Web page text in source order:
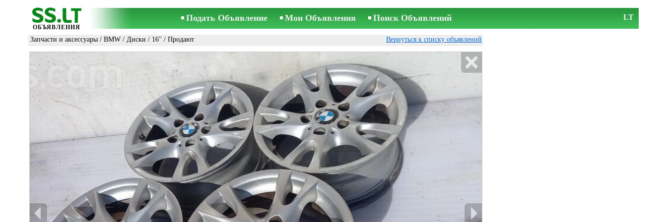
ОБЪЯВЛЕНИЯ
Подать Объявление Мои Объявления Поиск Объявлений LT
Запчасти и аксессуары / BMW / Диски / 16'' / Продают Вернуться к списку объявлений